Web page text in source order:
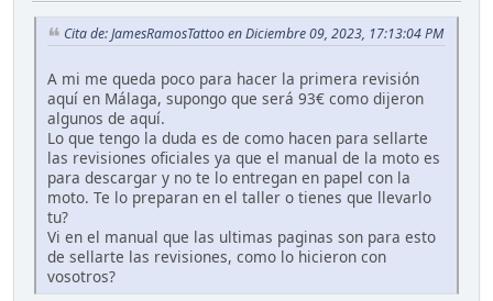
Cita de: JamesRamosTattoo en Diciembre 09, 2023, 17:13:04 PM
A mi me queda poco para hacer la primera revisión
aquí en Málaga, supongo que será 93€ como dijeron
algunos de aquí.
Lo que tengo la duda es de como hacen para sellarte
las revisiones oficiales ya que el manual de la moto es
para descargar y no te lo entregan en papel con la
moto. Te lo preparan en el taller o tienes que llevarlo
tu?
Vi en el manual que las ultimas paginas son para esto
de sellarte las revisiones, como lo hicieron con
vosotros?